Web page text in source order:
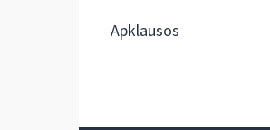
Apklausos